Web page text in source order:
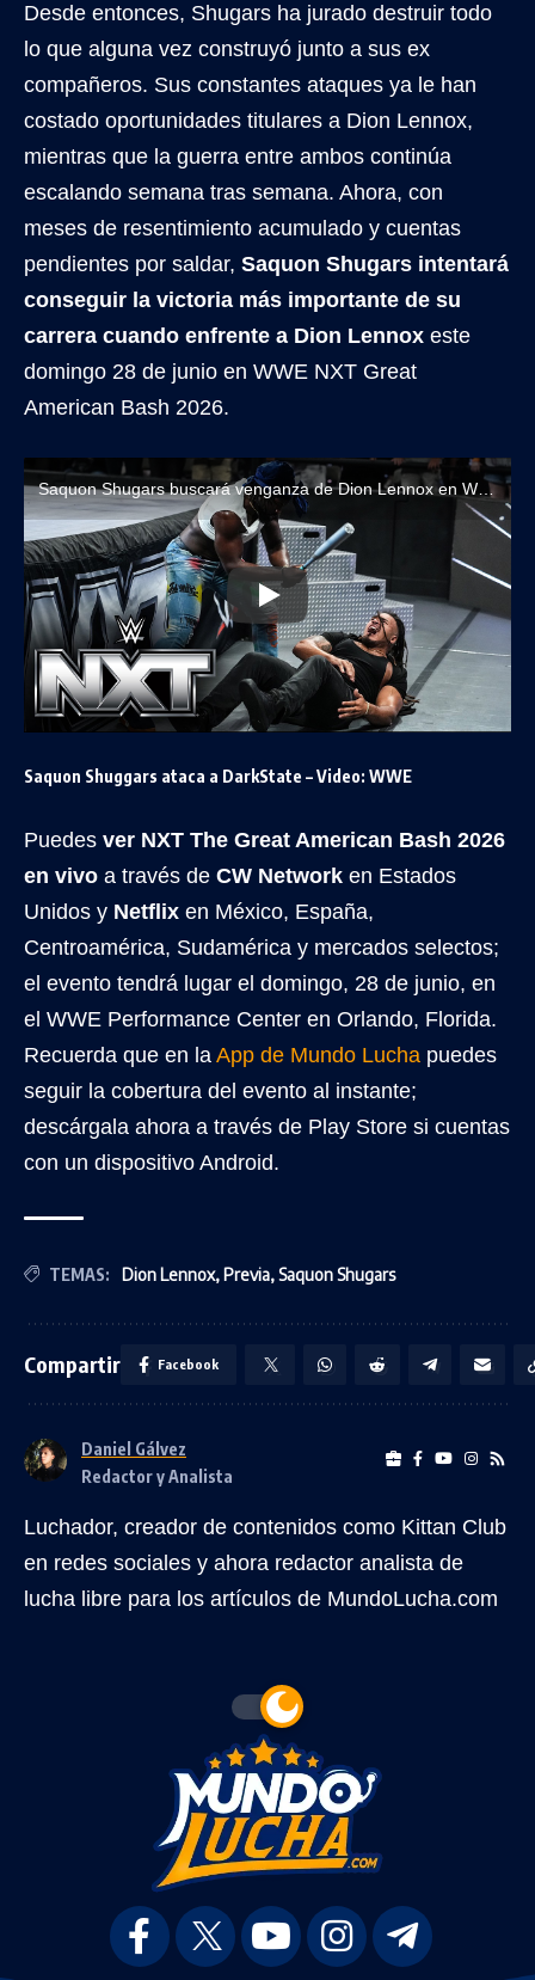
Desde entonces, Shugars ha jurado destruir todo
lo que alguna vez construyó junto a sus ex
compañeros. Sus constantes ataques ya le han
costado oportunidades titulares a Dion Lennox,
mientras que la guerra entre ambos continúa
escalando semana tras semana. Ahora, con
meses de resentimiento acumulado y cuentas
pendientes por saldar, Saquon Shugars intentará
conseguir la victoria más importante de su
carrera cuando enfrente a Dion Lennox este
domingo 28 de junio en WWE NXT Great
American Bash 2026.
Saquon Shugars buscará venganza de Dion Lennox en WWE NXT Great American Bash 2026
Saquon Shuggars ataca a DarkState – Video: WWE
Puedes ver NXT The Great American Bash 2026
en vivo a través de CW Network en Estados
Unidos y Netflix en México, España,
Centroamérica, Sudamérica y mercados selectos;
el evento tendrá lugar el domingo, 28 de junio, en
el WWE Performance Center en Orlando, Florida.
Recuerda que en la App de Mundo Lucha puedes
seguir la cobertura del evento al instante;
descárgala ahora a través de Play Store si cuentas
con un dispositivo Android.
TEMAS: Dion Lennox,Previa,Saquon Shugars
Compartir Facebook
Daniel Gálvez
Redactor y Analista
Luchador, creador de contenidos como Kittan Club
en redes sociales y ahora redactor analista de
lucha libre para los artículos de MundoLucha.com